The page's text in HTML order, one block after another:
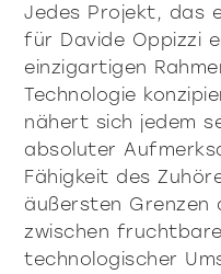
Jedes Projekt, das
für Davide Oppizzi
einzigartigen
Technologie
nähert sich jedem
absoluter
Fähigkeit des
äußersten Grenzen
zwischen
technologischer